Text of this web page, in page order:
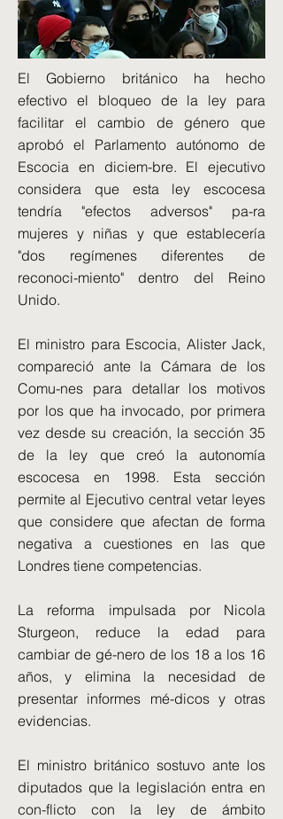
El Gobierno británico ha hecho
efectivo el bloqueo de la ley para
facilitar el cambio de género que
aprobó el Parlamento autónomo de
Escocia en diciem-bre. El ejecutivo
considera que esta ley escocesa
tendría "efectos adversos" pa-ra
mujeres y niñas y que establecería
"dos regímenes diferentes de
reconoci-miento" dentro del Reino
Unido.
El ministro para Escocia, Alister Jack,
compareció ante la Cámara de los
Comu-nes para detallar los motivos
por los que ha invocado, por primera
vez desde su creación, la sección 35
de la ley que creó la autonomía
escocesa en 1998. Esta sección
permite al Ejecutivo central vetar leyes
que considere que afectan de forma
negativa a cuestiones en las que
Londres tiene competencias.
La reforma impulsada por Nicola
Sturgeon, reduce la edad para
cambiar de gé-nero de los 18 a los 16
años, y elimina la necesidad de
presentar informes mé-dicos y otras
evidencias.
El ministro británico sostuvo ante los
diputados que la legislación entra en
con-flicto con la ley de ámbito